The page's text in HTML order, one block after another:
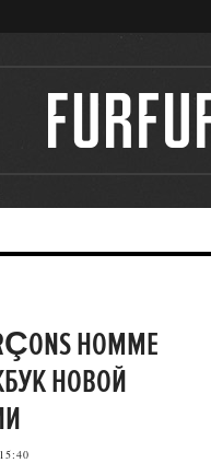
HOMME
НОВОЙ